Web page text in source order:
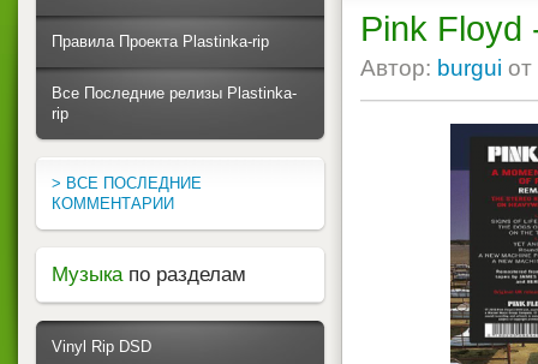
Pink Floyd
Автор: burgui от
Правила Проекта Plastinka-rip
Все Последние релизы Plastinka-
rip
> ВСЕ ПОСЛЕДНИЕ
КОММЕНТАРИИ
Музыка по разделам
Vinyl Rip DSD